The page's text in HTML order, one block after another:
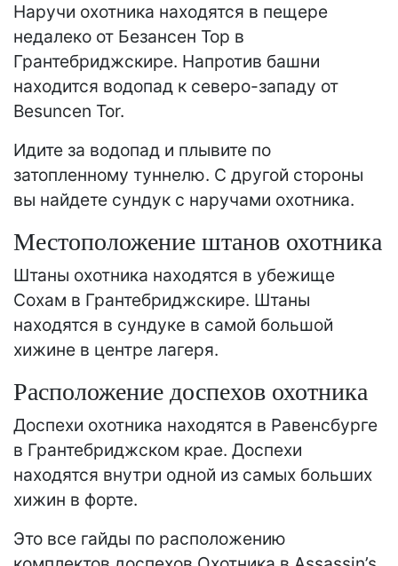
Наручи охотника находятся в пещере
недалеко от Безансен Тор в
Грантебриджскире. Напротив башни
находится водопад к северо-западу от
Besuncen Tor.
Идите за водопад и плывите по
затопленному туннелю. С другой стороны
вы найдете сундук с наручами охотника.
Местоположение штанов охотника
Штаны охотника находятся в убежище
Сохам в Грантебриджскире. Штаны
находятся в сундуке в самой большой
хижине в центре лагеря.
Расположение доспехов охотника
Доспехи охотника находятся в Равенсбурге
в Грантебриджском крае. Доспехи
находятся внутри одной из самых больших
хижин в форте.
Это все гайды по расположению